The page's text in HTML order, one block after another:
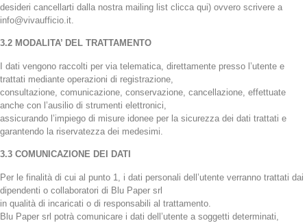
desideri cancellarti dalla nostra mailing list clicca qui) ovvero scrivere a
info@vivaufficio.it.
3.2 MODALITA’ DEL TRATTAMENTO
I dati vengono raccolti per via telematica, direttamente presso l’utente e
trattati mediante operazioni di registrazione,
consultazione, comunicazione, conservazione, cancellazione, effettuate
anche con l’ausilio di strumenti elettronici,
assicurando l’impiego di misure idonee per la sicurezza dei dati trattati e
garantendo la riservatezza dei medesimi.
3.3 COMUNICAZIONE DEI DATI
Per le finalità di cui al punto 1, i dati personali dell’utente verranno trattati dai
dipendenti o collaboratori di Blu Paper srl
in qualità di incaricati o di responsabili al trattamento.
Blu Paper srl potrà comunicare i dati dell’utente a soggetti determinati,